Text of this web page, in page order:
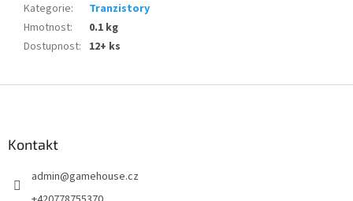
Kategorie:
Tranzistory
Hmotnost:
0.1 kg
Dostupnost: 12+ ks
Kontakt
admin@gamehouse.cz